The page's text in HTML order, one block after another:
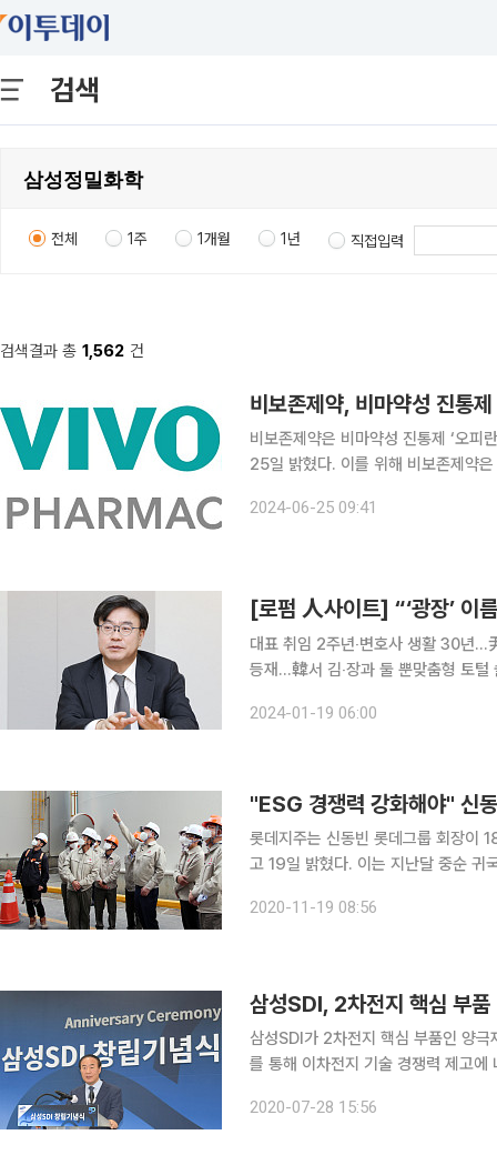
검색
전체 1주 1개월 1년 직접입력
검색결과 총 1,562 건
비보존제약, 비마약성 진통
비보존제약은 비마약성 진통제 ‘오피
25일 밝혔다. 이를 위해 비보존제약은 신약 마케팅 본부를 신설하고 신현철 상무를 본부장으로 임
가다. 그는 지난해 7월 비보존의 사업
2024-06-25 09:41
[로펌 人사이트] “‘광장’ 이
대표 취임 2주년‧변호사 생활 30년…
등재…韓서 김‧장과 둘 뿐맞춤형 토털
도…독보적 명성 만들어‘삼성-한화’‧‘
2024-01-19 06:00
"ESG 경쟁력 강화해야" 신
롯데지주는 신동빈 롯데그룹 회장이
고 19일 밝혔다. 이는 지난달 중순 귀
문 롯데정밀화학 대표 등이 함께했다.
2020-11-19 08:56
삼성SDI, 2차전지 핵심 부
삼성SDI가 2차전지 핵심 부품인 양
를 통해 이차전지 기술 경쟁력 제고에 나선다는 계획이다. 삼성
대해 "전지 및 전지소재 사업 효율 증
2020-07-28 15:56